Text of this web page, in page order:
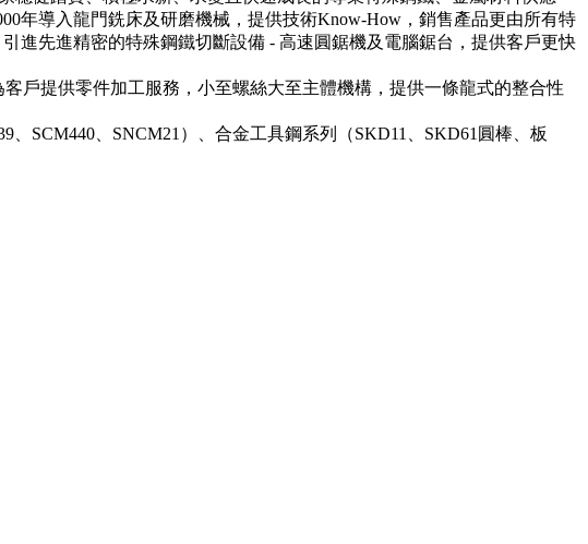
年導入龍門銑床及研磨機械，提供技術Know-How，銷售產品更由所有特
進先進精密的特殊鋼鐵切斷設備 - 高速圓鋸機及電腦鋸台，提供客戶更快
戶提供零件加工服務，小至螺絲大至主體機構，提供一條龍式的整合性
、SCM440、SNCM21）、合金工具鋼系列（SKD11、SKD61圓棒、板